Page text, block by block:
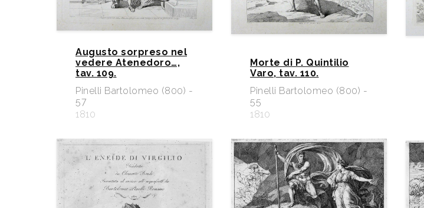
Augusto sorpreso nel
vedere Atenedoro…,
tav. 109.
Pinelli Bartolomeo (800) -
57
1810
Morte di P. Quintilio
Varo, tav. 110.
Pinelli Bartolomeo (800) -
55
1810